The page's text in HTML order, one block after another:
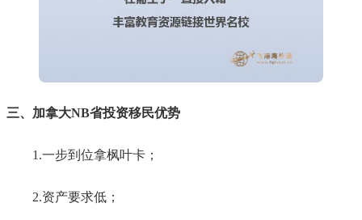
三、加拿大NB省投资移民优势
1.一步到位拿枫叶卡；
2.资产要求低；